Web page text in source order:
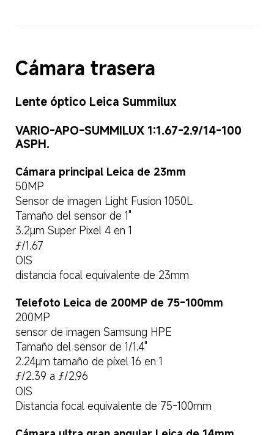
Cámara trasera
Lente óptico Leica Summilux
VARIO-APO-SUMMILUX 1:1.67-2.9/14-100
ASPH.
Cámara principal Leica de 23mm
50MP
Sensor de imagen Light Fusion 1050L
Tamaño del sensor de 1"
3.2μm Super Pixel 4 en 1
ƒ/1.67
OIS
distancia focal equivalente de 23mm
Telefoto Leica de 200MP de 75-100mm
200MP
sensor de imagen Samsung HPE
Tamaño del sensor de 1/1.4"
2.24μm tamaño de píxel 16 en 1
ƒ/2.39 a ƒ/2.96
OIS
Distancia focal equivalente de 75-100mm